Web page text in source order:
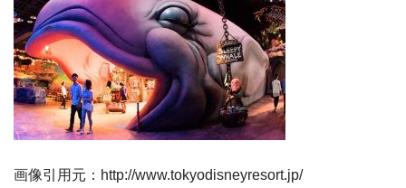
画像引用元：http://www.tokyodisneyresort.jp/